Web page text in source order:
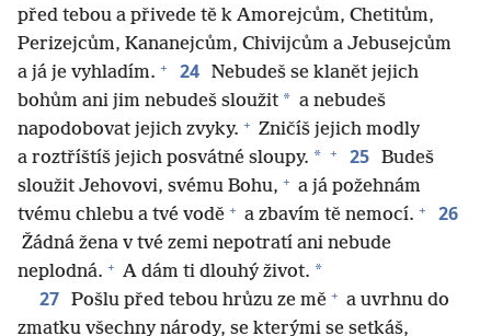
před tebou a přivede tě k Amorejcům, Chetitům,
Perizejcům, Kananejcům, Chivijcům a Jebusejcům
a já je vyhladím. + 24 Nebudeš se klanět jejich
bohům ani jim nebudeš sloužit * a nebudeš
napodobovat jejich zvyky. + Zničíš jejich modly
a roztříštíš jejich posvátné sloupy. * + 25 Budeš
sloužit Jehovovi, svému Bohu, + a já požehnám
tvému chlebu a tvé vodě + a zbavím tě nemocí. + 26
Žádná žena v tvé zemi nepotratí ani nebude
neplodná. + A dám ti dlouhý život. *
27 Pošlu před tebou hrůzu ze mě + a uvrhnu do
zmatku všechny národy, se kterými se setkáš,